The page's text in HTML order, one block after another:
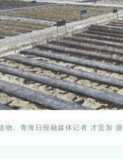
物。青海日报融媒体记者 才贡加 摄